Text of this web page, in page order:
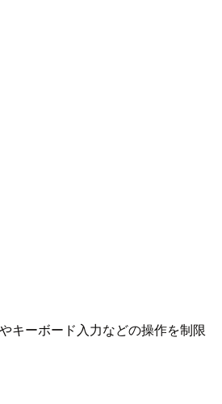
キーボード入力などの操作を制限